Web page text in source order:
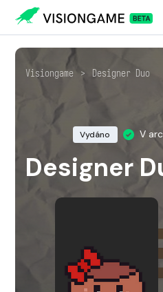
Visiongame > Designer Duo
Vydáno V
Designer